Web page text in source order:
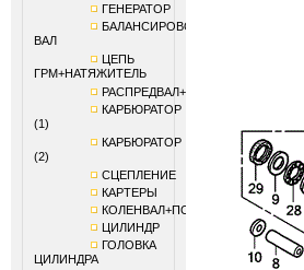
ГЕНЕРАТОР
БАЛАНСИРОВОЧНЫЙ
ВАЛ
ЦЕПЬ
ГРМ+НАТЯЖИТЕЛЬ
РАСПРЕДВАЛ+КЛАПАНЫ
КАРБЮРАТОР
(1)
КАРБЮРАТОР
(2)
СЦЕПЛЕНИЕ
КАРТЕРЫ
КОЛЕНВАЛ+ПОРШЕНЬ
ЦИЛИНДР
ГОЛОВКА
ЦИЛИНДРА